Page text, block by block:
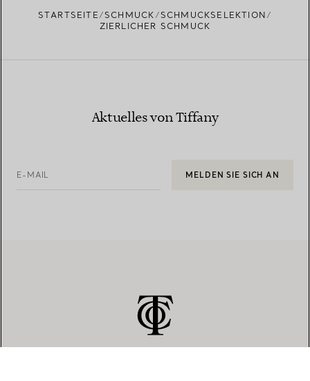
STARTSEITE SCHMUCK
SCHMUCKSELEKTION
ZIERLICHER SCHMUCK
Aktuelles von Tiffany
E-MAIL MELDEN SIE SICH AN